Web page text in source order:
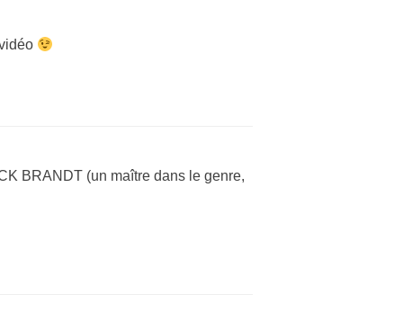
BRANDT (un maître dans le genre,